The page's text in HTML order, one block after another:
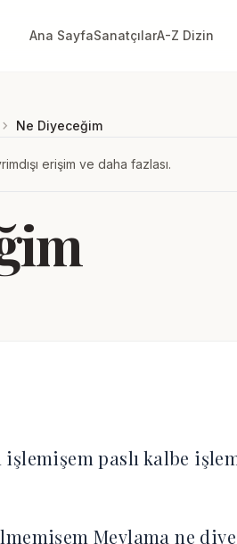
Ana SayfaSanatçılarA-Z Dizin
chevron_right Ne Diyeceğim
erişim ve daha fazlası.
paslı kalbe
Mevlama ne